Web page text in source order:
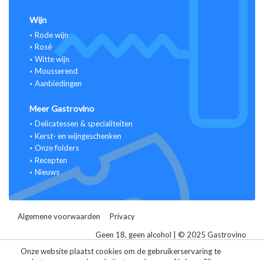
Onze website plaatst cookies om de gebruikerservaring te
Wijn
Rode wijn
Rosé
Witte wijn
Mousserend
Aanbiedingen
Meer Gastrovino
Delicatessen & specialiteiten
Kerst- en wijngeschenken
Onze folders
Recepten
Nieuws
Algemene voorwaarden
Privacy
Geen 18, geen alcohol | © 2025 Gastrovino
Alle prijzen zijn inclusief BTW.